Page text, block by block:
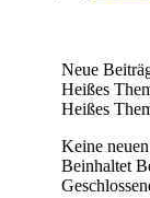
Neue
Heißes
Heißes
Keine
Beinhaltet